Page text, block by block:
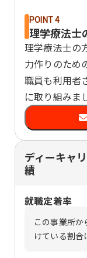
POINT 4
理学療法士
理学療法士の
力作りのため
職員も利用者
に取り組みま
ディーキャ
績
就職定着率
この事業所
けている割合